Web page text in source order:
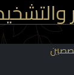
والتشخيص